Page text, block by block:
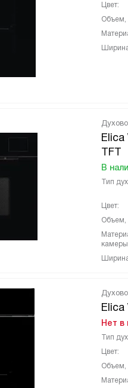
Цвет:
Объем,
TFT
В
Тип
Цвет:
Объем,
Нет в
Тип
Цвет:
Объем,